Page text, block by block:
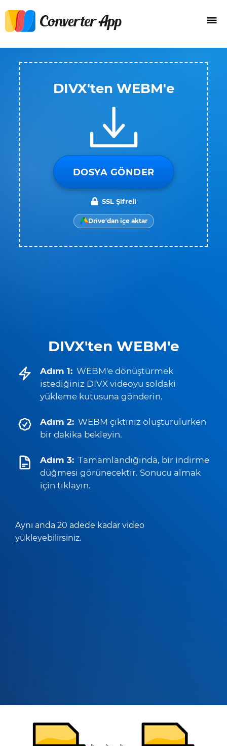
DIVX'ten WEBM'e
Adım 1: WEBM'e dönüştürmek
istediğiniz DIVX videoyu soldaki
yükleme kutusuna gönderin.
Adım 2: WEBM çıktınız oluşturulurken
bir dakika bekleyin.
Adım 3: Tamamlandığında, bir indirme
düğmesi görünecektir. Sonucu almak
için tıklayın.
Aynı anda 20 adede kadar video
yükleyebilirsiniz.
DIVX'ten WEBM'e
DOSYA GÖNDER
SSL Şifreli
Drive'dan içe aktar